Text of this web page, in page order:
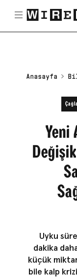
Anasayfa
Yeni
Uyku
dakika
küçük
bile kalp